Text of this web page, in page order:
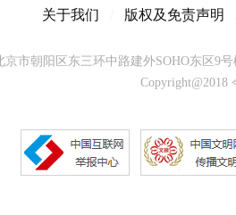
关于我们 版权及免责声明
京市朝阳区东三环中路建外SOHO东区9号
Copyright@2018